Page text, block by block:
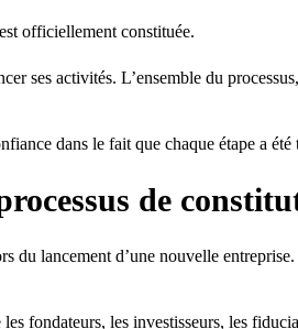
officiellement constituée.
ses activités. L’ensemble du
dans le fait que chaque étape a été
de
du lancement d’une nouvelle
fondateurs, les investisseurs, les